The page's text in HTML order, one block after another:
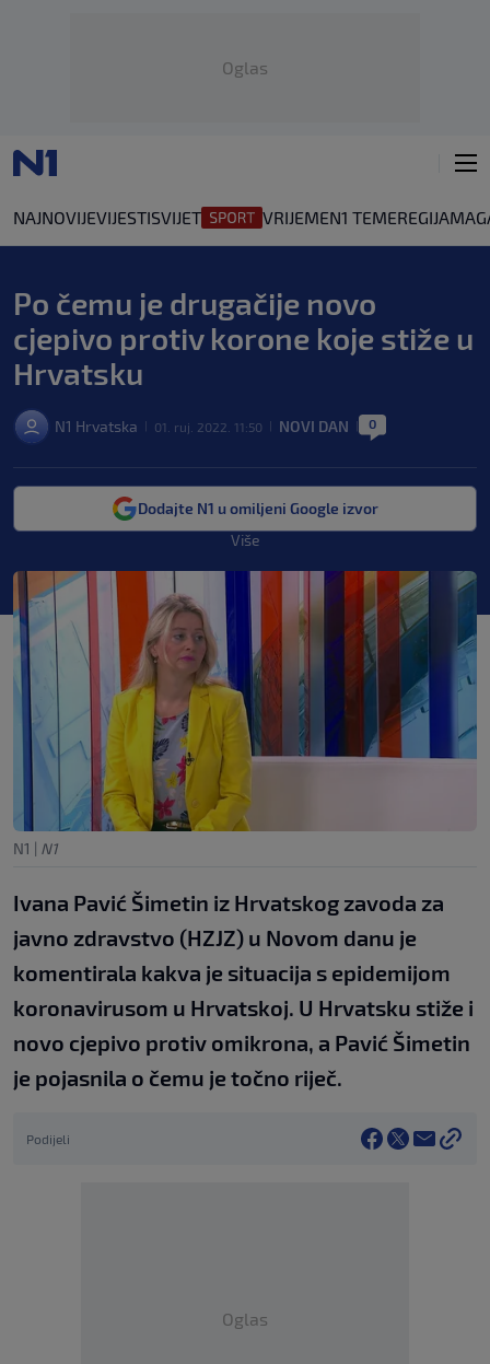
Oglas
NAJNOVIJEVIJESTISVIJET VRIJEMEN1 TEMEREGIJA
Po čemu je drugačije novo
cjepivo protiv korone koje stiže u
Hrvatsku
N1 Hrvatska 01. ruj. 2022. 11:50 NOVI DAN 0
Dodajte N1 u omiljeni Google izvor
Više
N1 | N1
Ivana Pavić Šimetin iz Hrvatskog zavoda za
javno zdravstvo (HZJZ) u Novom danu je
komentirala kakva je situacija s epidemijom
koronavirusom u Hrvatskoj. U Hrvatsku stiže i
novo cjepivo protiv omikrona, a Pavić Šimetin
je pojasnila o čemu je točno riječ.
Podijeli
Oglas